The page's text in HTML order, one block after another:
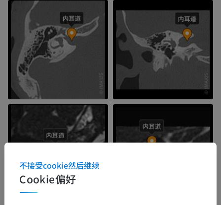
Cookie偏好
不接受cookie然后继续